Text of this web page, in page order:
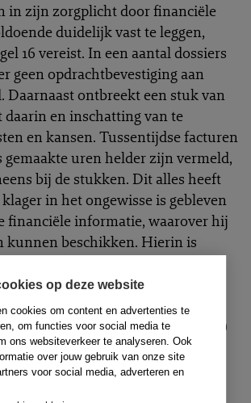
op deze website
cookies om content en advertenties te
om functies voor social media te
ons websiteverkeer te analyseren. Ook
over jouw gebruik van onze site
voor social media, adverteren en
in zijn zorgplicht door financiële
duidelijk vast te leggen,
16 vereist. In een aantal dossiers
geen opdrachtbevestiging aan
Daarnaast ontbreekt een stuk van
daarin en inschatting van te
en kansen. Tussentijdse facturen
gemaakte uren helder zijn vermeld,
bij de stukken. Dit alles heeft
in het ongewisse is gebleven
financiële informatie, waarover hij
kunnen beschikken. Hierin is
in zijn zorgplicht.
in combinatie met het
van verweerder leiden tot
deels voorwaardelijke (4 weken)
schorsing (2 weken).
Discipline Arnhem-Leeuwarden